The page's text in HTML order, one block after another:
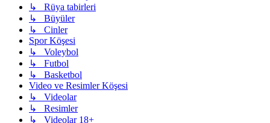
↳ Rüya tabirleri
↳ Büyüler
↳ Cinler
Spor Köşesi
↳ Voleybol
↳ Futbol
↳ Basketbol
Video ve Resimler Köşesi
↳ Videolar
↳ Resimler
↳ Videolar 18+